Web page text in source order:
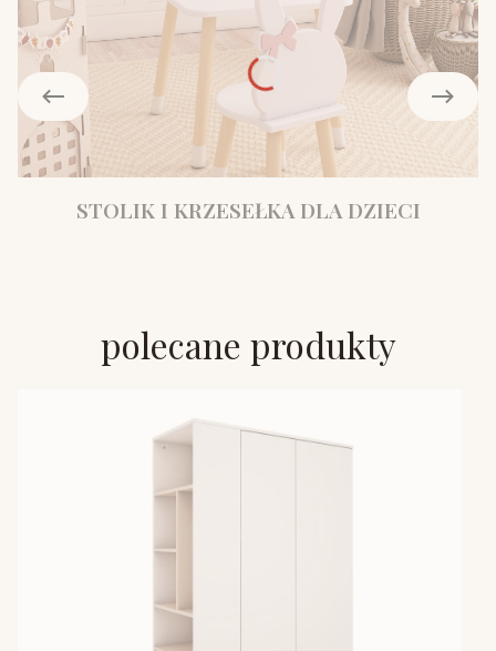
STOLIK I KRZESEŁKA DLA DZIECI
polecane produkty